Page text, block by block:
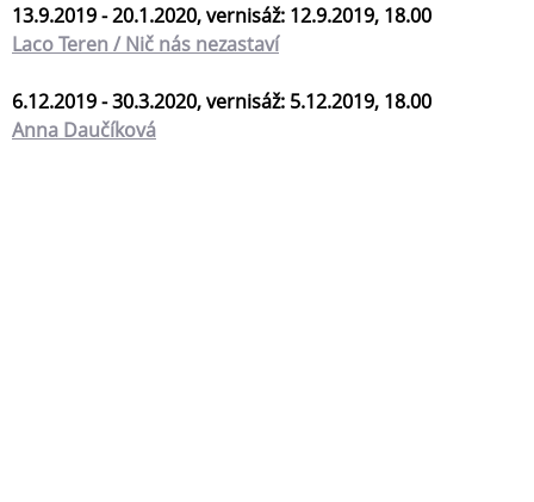
13.9.2019 - 20.1.2020, vernisáž: 12.9.2019, 18.00
Laco Teren / Nič nás nezastaví
6.12.2019 - 30.3.2020, vernisáž: 5.12.2019, 18.00
Anna Daučíková